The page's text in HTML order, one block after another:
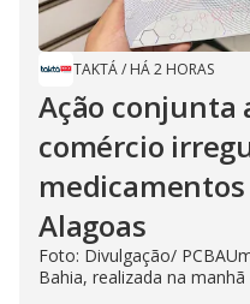
TAKTÁ/ HÁ 2 HORAS
Ação conjunta
comércio
Alagoas
Foto: Divulgação/
Bahia, realizada na